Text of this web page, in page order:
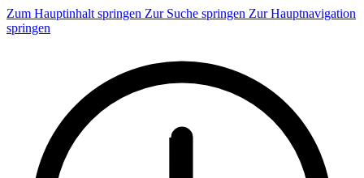
Zum Hauptinhalt springen Zur Suche springen Zur Hauptnavigation
springen